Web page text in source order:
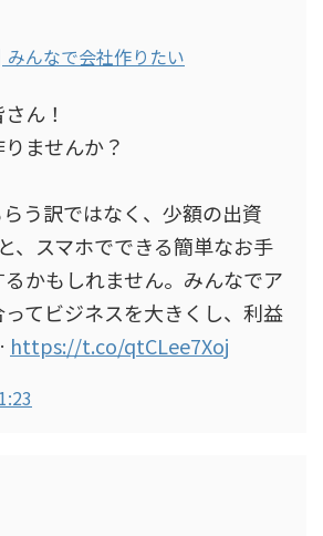
んなで会社作りたい
ん！
ませんか？
う訳ではなく、少額の出資
、スマホでできる簡単なお手
かもしれません。みんなでア
てビジネスを大きくし、利益
https://t.co/qtCLee7Xoj